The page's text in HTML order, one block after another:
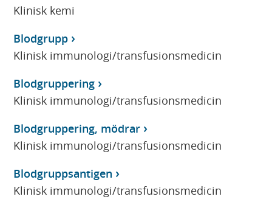
Klinisk kemi
Blodgrupp
Klinisk immunologi/transfusionsmedicin
Blodgruppering
Klinisk immunologi/transfusionsmedicin
Blodgruppering, mödrar
Klinisk immunologi/transfusionsmedicin
Blodgruppsantigen
Klinisk immunologi/transfusionsmedicin